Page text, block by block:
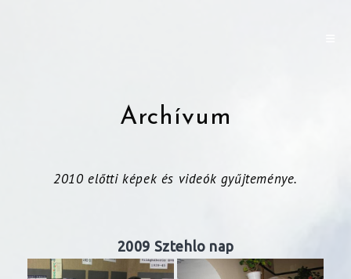
Archívum
2010 előtti képek és videók gyűjteménye.
2009 Sztehlo nap